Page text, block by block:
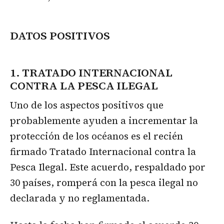
DATOS POSITIVOS
1. TRATADO INTERNACIONAL
CONTRA LA PESCA ILEGAL
Uno de los aspectos positivos que
probablemente ayuden a incrementar la
protección de los océanos es el recién
firmado Tratado Internacional contra la
Pesca Ilegal. Este acuerdo, respaldado por
30 países, romperá con la pesca ilegal no
declarada y no reglamentada.